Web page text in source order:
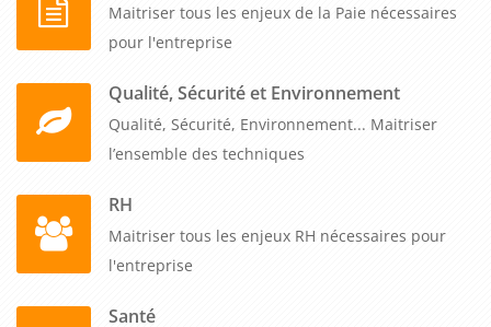
Maitriser tous les enjeux de la Paie nécessaires
pour l'entreprise
Qualité, Sécurité et Environnement
Qualité, Sécurité, Environnement... Maitriser
l’ensemble des techniques
RH
Maitriser tous les enjeux RH nécessaires pour
l'entreprise
Santé